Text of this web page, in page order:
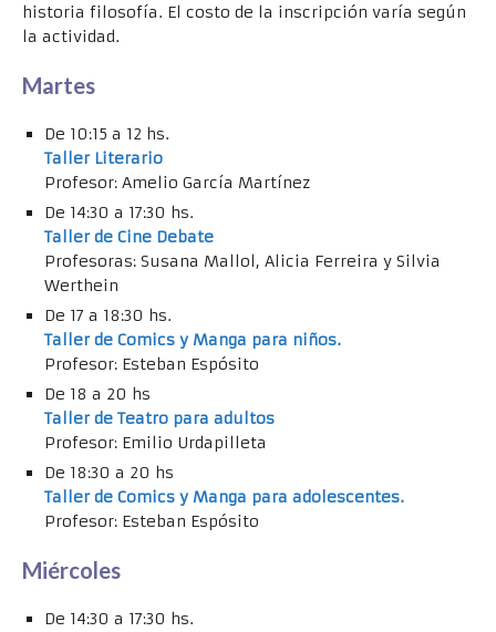
historia filosofía. El costo de la inscripción varía según
la actividad.
Martes
De 10:15 a 12 hs.
Taller Literario
Profesor: Amelio García Martínez
De 14:30 a 17:30 hs.
Taller de Cine Debate
Profesoras: Susana Mallol, Alicia Ferreira y Silvia
Werthein
De 17 a 18:30 hs.
Taller de Comics y Manga para niños.
Profesor: Esteban Espósito
De 18 a 20 hs
Taller de Teatro para adultos
Profesor: Emilio Urdapilleta
De 18:30 a 20 hs
Taller de Comics y Manga para adolescentes.
Profesor: Esteban Espósito
Miércoles
De 14:30 a 17:30 hs.